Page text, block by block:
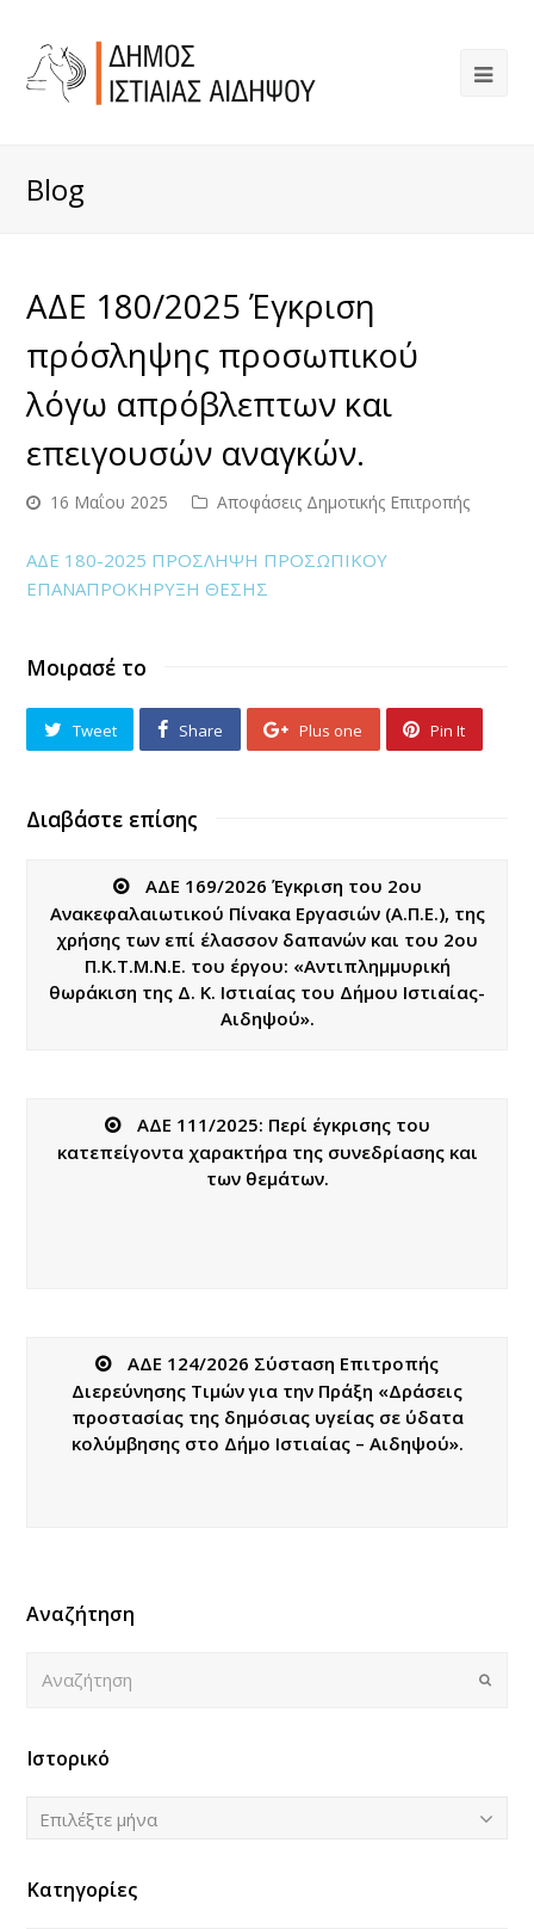
Blog
ΑΔΕ 180/2025 Έγκριση
πρόσληψης προσωπικού
λόγω απρόβλεπτων και
επειγουσών αναγκών.
16 Μαΐου 2025 Αποφάσεις Δημοτικής Επιτροπής
ΑΔΕ 180-2025 ΠΡΟΣΛΗΨΗ ΠΡΟΣΩΠΙΚΟΥ
ΕΠΑΝΑΠΡΟΚΗΡΥΞΗ ΘΕΣΗΣ
Μοιρασέ το
Tweet Share Plus one Pin It
Διαβάστε επίσης
ΑΔΕ 169/2026 Έγκριση του 2ου
Ανακεφαλαιωτικού Πίνακα Εργασιών (Α.Π.Ε.), της
χρήσης των επί έλασσον δαπανών και του 2ου
Π.Κ.Τ.Μ.Ν.Ε. του έργου: «Αντιπλημμυρική
θωράκιση της Δ. Κ. Ιστιαίας του Δήμου Ιστιαίας-
Αιδηψού».
ΑΔΕ 111/2025: Περί έγκρισης του
κατεπείγοντα χαρακτήρα της συνεδρίασης και
των θεμάτων.
ΑΔΕ 124/2026 Σύσταση Επιτροπής
Διερεύνησης Τιμών για την Πράξη «Δράσεις
προστασίας της δημόσιας υγείας σε ύδατα
κολύμβησης στο Δήμο Ιστιαίας – Αιδηψού».
Αναζήτηση
Submit
Ιστορικό
Ιστορικό
Επιλέξτε μήνα
Κατηγορίες